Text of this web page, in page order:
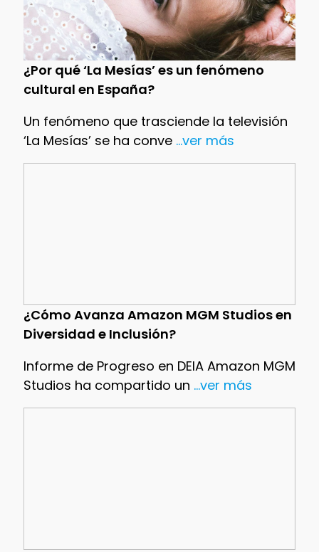
¿Por qué ‘La Mesías’ es un fenómeno
cultural en España?
Un fenómeno que trasciende la televisión
‘La Mesías’ se ha conve...ver más
¿Cómo Avanza Amazon MGM Studios en
Diversidad e Inclusión?
Informe de Progreso en DEIA Amazon MGM
Studios ha compartido un ...ver más